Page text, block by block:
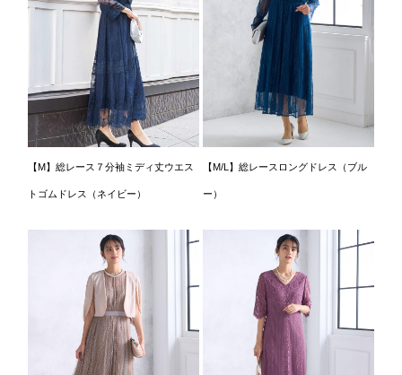
【M】総レース７分袖ミディ丈ウエス
トゴムドレス（ネイビー）
【M/L】総レースロングドレス（ブル
ー）